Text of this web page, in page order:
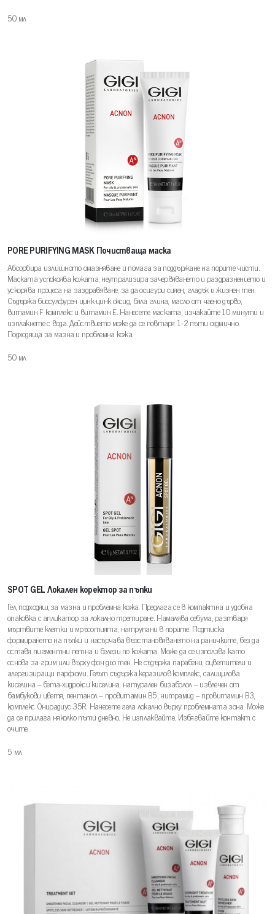
50 мл
PORE PURIFYING MASK Почистваща маска
Абсорбира излишното омазняване и помага за поддържане на порите чисти.
Маската успокоява кожата, неутрализира зачервяването и раздразнението и
ускорява процеса на заздравяване, за да осигури сияен, гладък и жизнен тен.
Съдържа биосулфурен цинк-цинк оксид, бяла глина, масло от чаено дърво,
витамин F комплекс и витамин Е. Нанесете маската, изчакайте 10 минути и
изплакнете с вода. Действието може да се повтаря 1-2 пъти седмично.
Подходяща за мазна и проблемна кожа.
50 мл
SPOT GEL Локален коректор за пъпки
Гел, подходящ за мазна и проблемна кожа. Предлага се в компактна и удобна
опаковка с апликатор за локално третиране. Намалява себума, разтваря
мъртвите клетки и мръсотията, натрупани в порите. Подтиска
формирането на пъпки и насърчава възстановяването на раничките, без да
оставя пигментни петна и белези по кожата. Може да се използва като
основа за грим или върху фон дьо тен. Не съдържа парабени, оцветители и
алергизиращи парфюми. Гелът съдържа керазилов комплекс, салицилова
киселина – бета-хидрокси киселина, натурален бизаболол – извлечен от
бамбукови цветя, пентанол – провитамин В5, нитрамид – провитамин В3,
комплекс Онирадиус 35R. Нанесете гела локално върху проблемната зона. Може
да се прилага няколко пъти дневно. Не изплаквайте. Избягвайте контакт с
очите.
5 мл